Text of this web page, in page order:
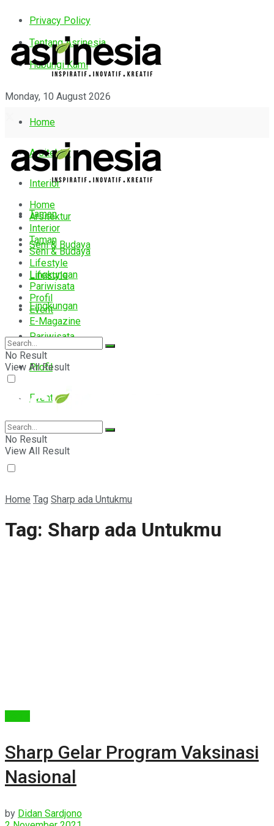
Privacy Policy
Tentang Asrinesia
Hubungi Kami
Monday, 10 August 2026
Home
Arsitektur
Interior
Taman
Seni & Budaya
Lifestyle
Lingkungan
Pariwisata
Profil
Event
E-Magazine
Home
Arsitektur
Interior
Taman
Seni & Budaya
Lifestyle
Lingkungan
Pariwisata
Profil
Event
E-Magazine
No Result
View All Result
No Result
View All Result
Home Tag Sharp ada Untukmu
Tag: Sharp ada Untukmu
Sharp Gelar Program Vaksinasi
Nasional
by Didan Sardjono